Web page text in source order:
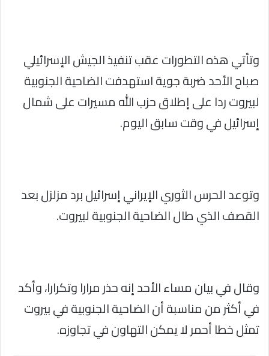
وتأتي هذه التطورات عقب تنفيذ الجيش الإسرائيلي
صباح الأحد ضربة جوية استهدفت الضاحية الجنوبية
لبيروت ردا على إطلاق حزب الله مسيرات على شمال
إسرائيل في وقت سابق اليوم.
وتوعد الحرس الثوري الإيراني إسرائيل برد مزلزل بعد
القصف الذي طال الضاحية الجنوبية لبيروت.
وقال في بيان مساء الأحد إنه حذر مرارا وتكرارا، وأكد
في أكثر من مناسبة أن الضاحية الجنوبية في بيروت
تمثل خطا أحمر لا يمكن التهاون في تجاوزه.